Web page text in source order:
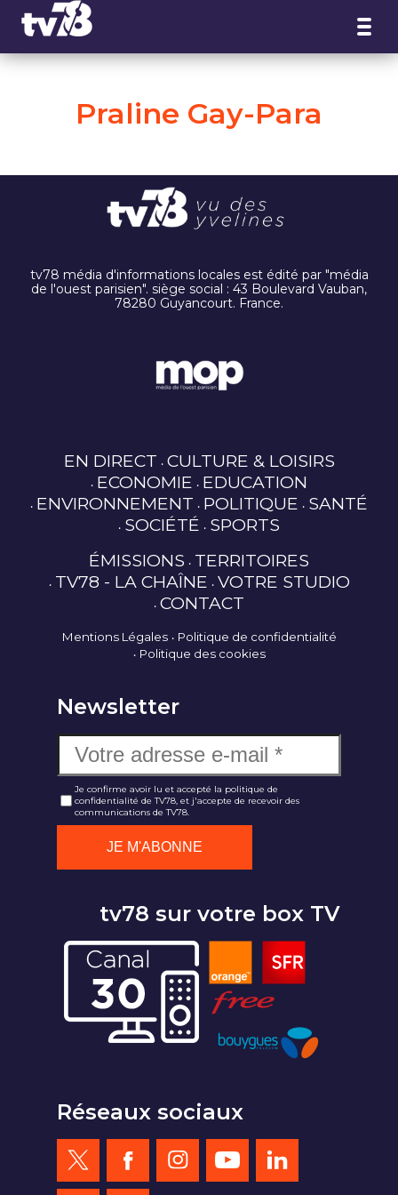
Praline Gay-Para
tv78 média d'informations locales est édité par "média
de l'ouest parisien". siège social : 43 Boulevard Vauban,
78280 Guyancourt. France.
EN DIRECT CULTURE & LOISIRS
ECONOMIE EDUCATION
ENVIRONNEMENT POLITIQUE SANTÉ
SOCIÉTÉ SPORTS
ÉMISSIONS TERRITOIRES
TV78 - LA CHAÎNE VOTRE STUDIO
CONTACT
Mentions Légales
Politique de confidentialité
Politique des cookies
Newsletter
Je confirme avoir lu et accepté la politique de
confidentialité de TV78, et j'accepte de recevoir des
communications de TV78.
tv78 sur votre box TV
Réseaux sociaux
Panneau de gestion des cookies